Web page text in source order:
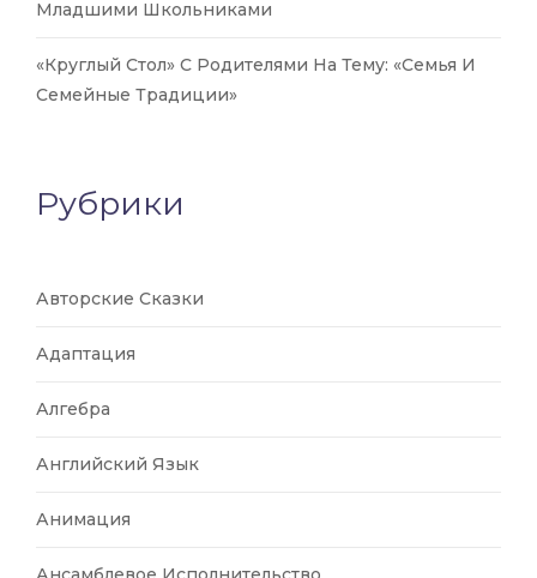
Младшими Школьниками
«Круглый Стол» С Родителями На Тему: «Семья И
Семейные Традиции»
Рубрики
Авторские Сказки
Адаптация
Алгебра
Английский Язык
Анимация